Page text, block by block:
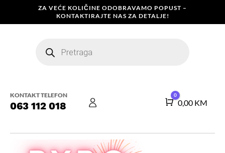
ZA VEĆE KOLIČINE ODOBRAVAMO POPUST –
KONTAKTIRAJTE NAS ZA DETALJE!
search
KONTAKT TELEFON
063 112 018 Košarica
0
0,00 KM